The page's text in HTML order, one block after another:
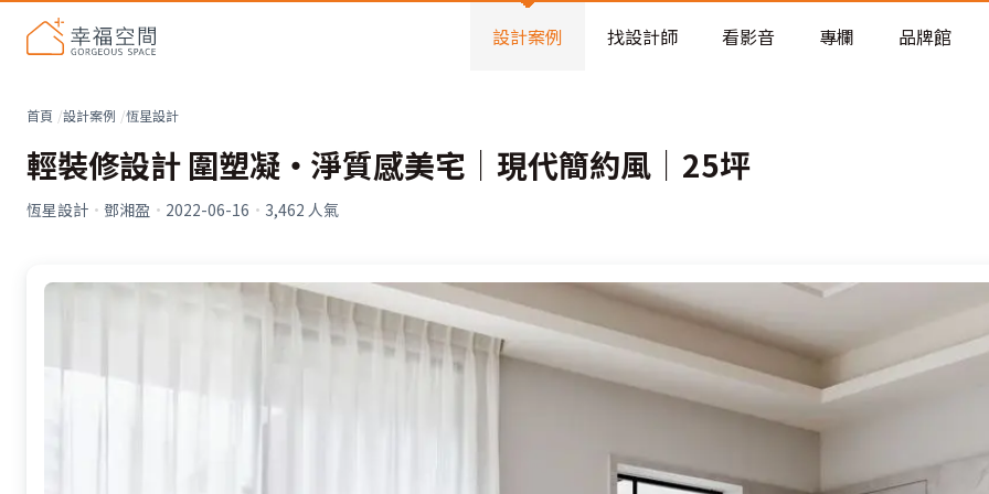
看不見的居家風險和翻新關鍵
老屋預算分配與高 CP 值煥新術
設計案例 找設計師 看影音 專欄 品牌館
首頁 設計案例 恆星設計
輕裝修設計 圍塑凝・淨質感美宅│現代簡約風│25坪
恆星設計 · 鄧湘盈 · 2022-06-16 · 3,462 人氣